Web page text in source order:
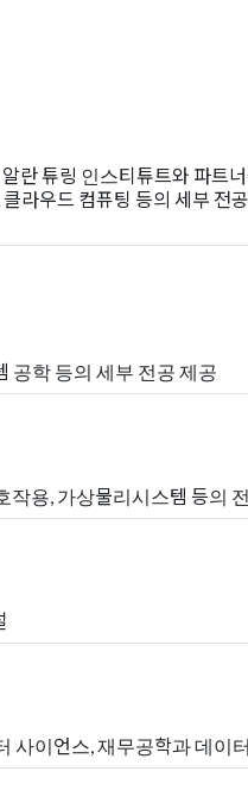
란 튜링 인스티튜트와 파트
라우드 컴퓨팅 등의 세부 전
공학 등의 세부 전공 제공
작용, 가상물리시스템 등의
사이언스, 재무공학과 데이